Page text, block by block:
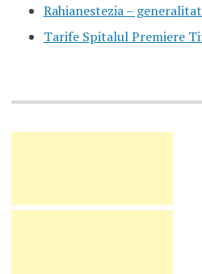
Rahianestezia –
Tarife Spitalul Premiere